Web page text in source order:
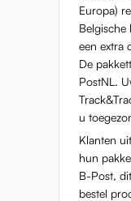
Europa)
een extra
De
PostNL.
u
Klanten
hun
B-Post,
bestel